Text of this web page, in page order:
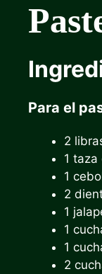
Para el
2
1
1
2
1
1
1
2